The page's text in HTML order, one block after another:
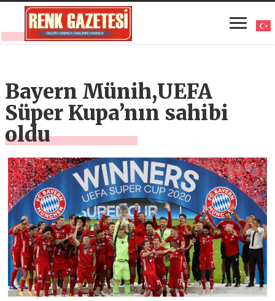
Bayern Münih,UEFA
Süper Kupa’nın sahibi
oldu